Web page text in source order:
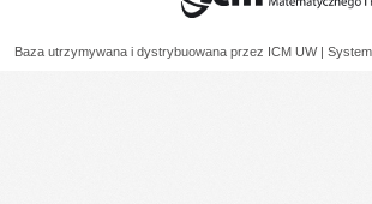
Baza utrzymywana i dystrybuowana przez ICM UW |